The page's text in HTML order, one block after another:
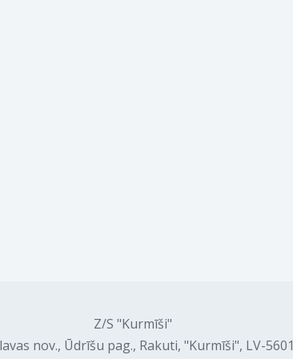
Z/S "Kurmīši"
nov., Ūdrīšu pag., Rakuti, "Kurmīši", LV-5601